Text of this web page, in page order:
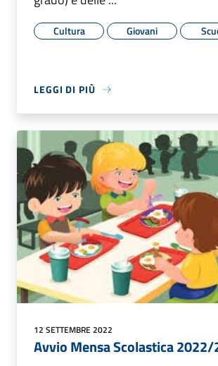
Cultura Giovani
LEGGI DI PIÙ
12 SETTEMBRE 2022
Avvio Mensa Scolastica